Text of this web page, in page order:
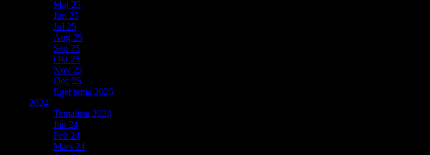
Maj 25
Jun 25
Jul 25
Aug 25
Sep 25
Okt 25
Nov 25
Dec 25
Eget tema 2025
2024
Temalista 2024
Jan 24
Feb 24
Mars 24